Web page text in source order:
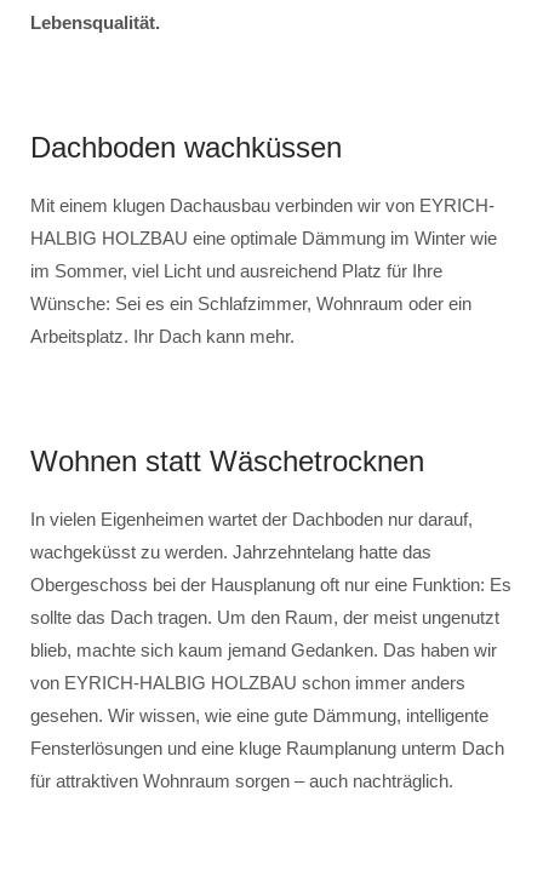
Lebensqualität.
Dachboden wachküssen
Mit einem klugen Dachausbau verbinden wir von EYRICH-
HALBIG HOLZBAU eine optimale Dämmung im Winter wie
im Sommer, viel Licht und ausreichend Platz für Ihre
Wünsche: Sei es ein Schlafzimmer, Wohnraum oder ein
Arbeitsplatz. Ihr Dach kann mehr.
Wohnen statt Wäschetrocknen
In vielen Eigenheimen wartet der Dachboden nur darauf,
wachgeküsst zu werden. Jahrzehntelang hatte das
Obergeschoss bei der Hausplanung oft nur eine Funktion: Es
sollte das Dach tragen. Um den Raum, der meist ungenutzt
blieb, machte sich kaum jemand Gedanken. Das haben wir
von EYRICH-HALBIG HOLZBAU schon immer anders
gesehen. Wir wissen, wie eine gute Dämmung, intelligente
Fensterlösungen und eine kluge Raumplanung unterm Dach
für attraktiven Wohnraum sorgen – auch nachträglich.